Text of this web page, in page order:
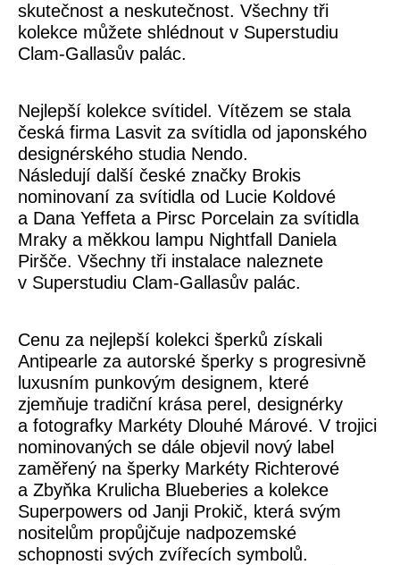
skutečnost a neskutečnost. Všechny tři
kolekce můžete shlédnout v Superstudiu
Clam-Gallasův palác.
Nejlepší kolekce svítidel. Vítězem se stala
česká firma Lasvit za svítidla od japonského
designérského studia Nendo.
Následují další české značky Brokis
nominovaní za svítidla od Lucie Koldové
a Dana Yeffeta a Pirsc Porcelain za svítidla
Mraky a měkkou lampu Nightfall Daniela
Piršče. Všechny tři instalace naleznete
v Superstudiu Clam-Gallasův palác.
Cenu za nejlepší kolekci šperků získali
Antipearle za autorské šperky s progresivně
luxusním punkovým designem, které
zjemňuje tradiční krása perel, designérky
a fotografky Markéty Dlouhé Márové. V trojici
nominovaných se dále objevil nový label
zaměřený na šperky Markéty Richterové
a Zbyňka Krulicha Blueberies a kolekce
Superpowers od Janji Prokič, která svým
nositelům propůjčuje nadpozemské
schopnosti svých zvířecích symbolů.